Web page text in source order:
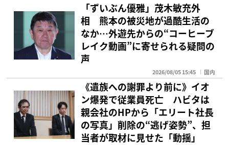
「ずいぶん優雅」茂木敏充外
相 熊本の被災地が過酷生活の
なか…外遊先からの“コーヒーブ
レイク動画”に寄せられる疑問の
声
2026/08/05 15:45 国内
《遺族への謝罪より前に》イオ
ン爆発で従業員死亡 ハビタは
親会社のHPから「エリート社長
の写真」削除の“逃げ姿勢”、担
当者が取材に見せた「動揺」